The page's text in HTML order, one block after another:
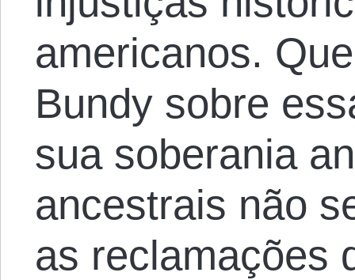
americanos.
Bundy sobre
sua soberania
ancestrais não
as reclamações